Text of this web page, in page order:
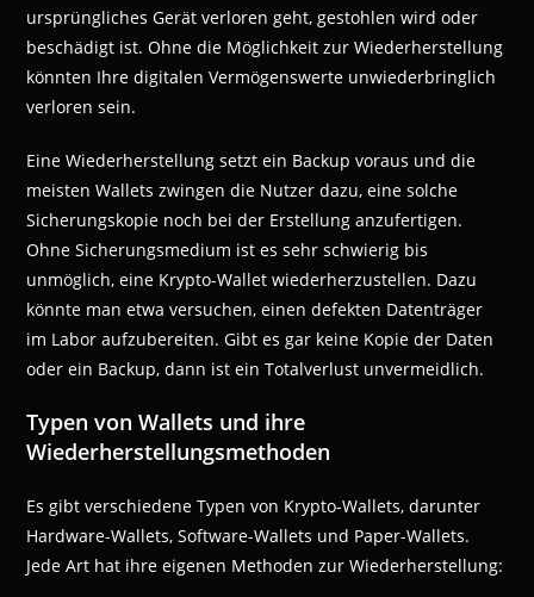
ursprüngliches Gerät verloren geht, gestohlen wird oder
beschädigt ist. Ohne die Möglichkeit zur Wiederherstellung
könnten Ihre digitalen Vermögenswerte unwiederbringlich
verloren sein.
Eine Wiederherstellung setzt ein Backup voraus und die
meisten Wallets zwingen die Nutzer dazu, eine solche
Sicherungskopie noch bei der Erstellung anzufertigen.
Ohne Sicherungsmedium ist es sehr schwierig bis
unmöglich, eine Krypto-Wallet wiederherzustellen. Dazu
könnte man etwa versuchen, einen defekten Datenträger
im Labor aufzubereiten. Gibt es gar keine Kopie der Daten
oder ein Backup, dann ist ein Totalverlust unvermeidlich.
Typen von Wallets und ihre
Wiederherstellungsmethoden
Es gibt verschiedene Typen von Krypto-Wallets, darunter
Hardware-Wallets, Software-Wallets und Paper-Wallets.
Jede Art hat ihre eigenen Methoden zur Wiederherstellung: